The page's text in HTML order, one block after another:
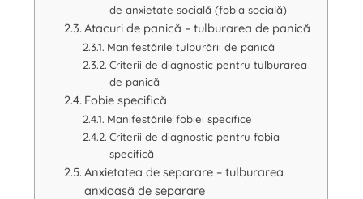
de anxietate socială (fobia socială)
Atacuri de panică – tulburarea de panică
Manifestările tulburării de panică
Criterii de diagnostic pentru tulburarea
de panică
Fobie specifică
Manifestările fobiei specifice
Criterii de diagnostic pentru fobia
specifică
Anxietatea de separare – tulburarea
anxioasă de separare